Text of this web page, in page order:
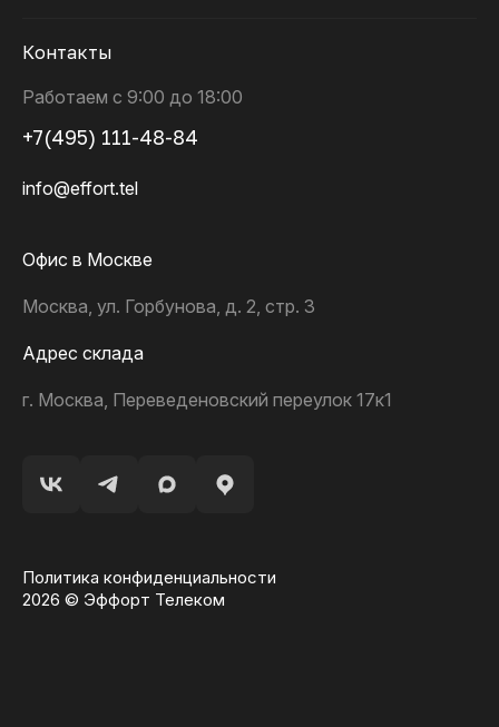
Контакты
Работаем с 9:00 до 18:00
+7(495) 111-48-84
info@effort.tel
Офис в Москве
Москва, ул. Горбунова, д. 2, стр. 3
Адрес склада
г. Москва, Переведеновский переулок 17к1
2026 © Эффорт Телеком
Политика конфиденциальности